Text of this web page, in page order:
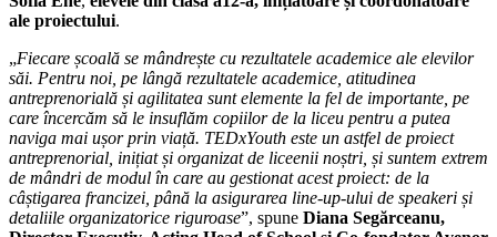
„Fiecare școală se mândrește cu rezultatele academice ale elevilor
săi. Pentru noi, pe lângă rezultatele academice, atitudinea
antreprenorială și agilitatea sunt elemente la fel de importante, pe
care încercăm să le insuflăm copiilor de la liceu pentru a putea
naviga mai ușor prin viață. TEDxYouth este un astfel de proiect
antreprenorial, inițiat și organizat de liceenii noștri, și suntem extrem
de mândri de modul în care au gestionat acest proiect: de la
câștigarea francizei, până la asigurarea line-up-ului de speakeri și
detaliile organizatorice riguroase”, spuneDiana Segărceanu,
Director Executiv, Acting Head of School si Co-fondator Avenor
College